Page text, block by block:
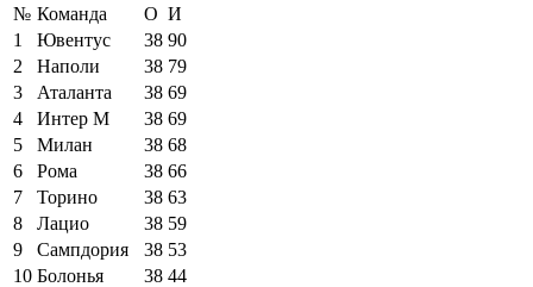
№ Команда О И
1
Ювентус 38 90
2
Наполи 38 79
3
Аталанта 38 69
4
Интер М 38 69
5
Милан 38 68
6
Рома 38 66
7
Торино 38 63
8
Лацио 38 59
9
Сампдория 38 53
10 Болонья 38 44